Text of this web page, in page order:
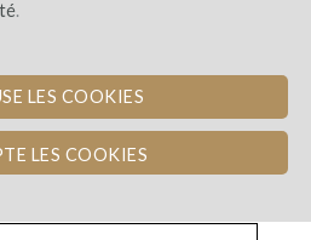
.
LES COOKIES
LES COOKIES
WineFunders(67)